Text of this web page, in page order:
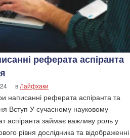
реферата аспіранта
вЛайфхаки
написанні реферата аспіранта та
Вступ У сучасному науковому
аспіранта займає важливу роль у
рівня дослідника та відображенні